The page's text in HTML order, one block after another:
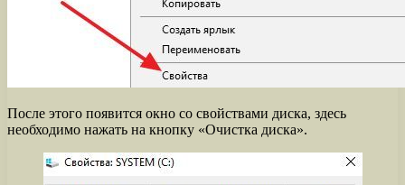
После этого появится окно со свойствами диска, здесь
необходимо нажать на кнопку «Очистка диска».